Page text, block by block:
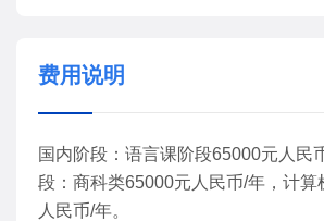
费用说明
国内阶段：语言课阶段65000元人民
段：商科类65000元人民币/年，计算
人民币/年。